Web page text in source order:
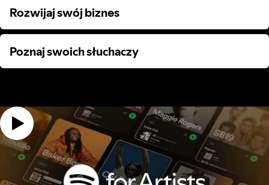
Rozwijaj swój biznes
Rozwijaj swój biznes
Poznaj swoich słuchaczy
Poznaj swoich słuchaczy